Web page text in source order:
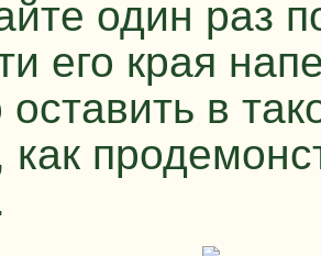
один раз
его края
в
как